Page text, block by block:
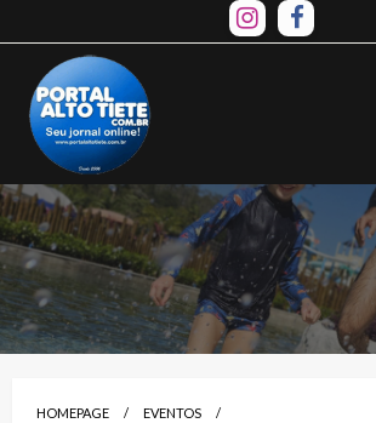
to
content
HOMEPAGE
EVENTOS